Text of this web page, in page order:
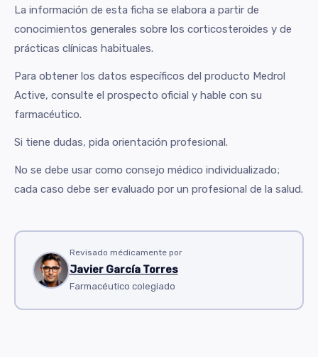
La información de esta ficha se elabora a partir de
conocimientos generales sobre los corticosteroides y de
prácticas clínicas habituales.
Para obtener los datos específicos del producto Medrol
Active, consulte el prospecto oficial y hable con su
farmacéutico.
Si tiene dudas, pida orientación profesional.
No se debe usar como consejo médico individualizado;
cada caso debe ser evaluado por un profesional de la salud.
Revisado médicamente por
Javier García Torres
Farmacéutico colegiado